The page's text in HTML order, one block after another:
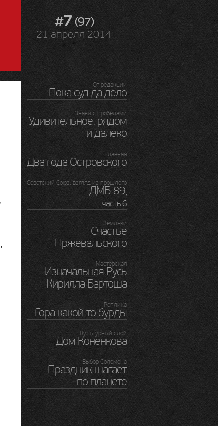
#7(97)
21 апреля 2014
От редакции
Пока суд да дело
Знаки с пробелами
Удивительное: рядом
и далеко
Главная
Два года Островского
Советский Союз: взгляд из прошлого
ДМБ-89,
часть 6
Земляки
Счастье
Пржевальского
Мастерская
Изначальная Русь
Кирилла Бартоша
Реплика
Гора какой-то бурды
Культурный слой
Дом Конёнкова
Выбор Соломона
Праздник шагает
по планете